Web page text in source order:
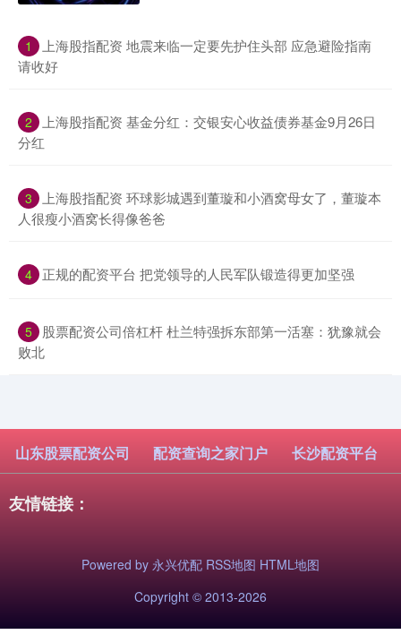
1
​上海股指配资 地震来临一定要先护住头部 应急避险指南
请收好
2 ​上海股指配资 基金分红：交银安心收益债券基金9月26日
分红
3 ​上海股指配资 环球影城遇到董璇和小酒窝母女了，董璇本
人很瘦小酒窝长得像爸爸
4 ​正规的配资平台 把党领导的人民军队锻造得更加坚强
5 ​股票配资公司倍杠杆 杜兰特强拆东部第一活塞：犹豫就会
败北
山东股票配资公司 配资查询之家门户 长沙配资平台
友情链接：
Powered by 永兴优配 RSS地图 HTML地图
Copyright © 2013-2026